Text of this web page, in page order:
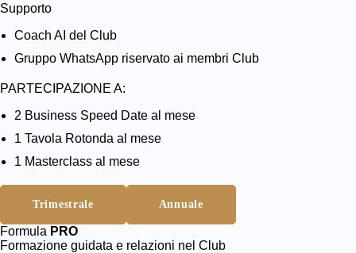
Supporto
Coach AI del Club
Gruppo WhatsApp riservato ai membri Club
PARTECIPAZIONE A:
2 Business Speed Date al mese
1 Tavola Rotonda al mese
1 Masterclass al mese
Trimestrale Annuale
Formula PRO
Formazione guidata e relazioni nel Club